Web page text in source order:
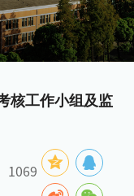
核工作小组及监
1069